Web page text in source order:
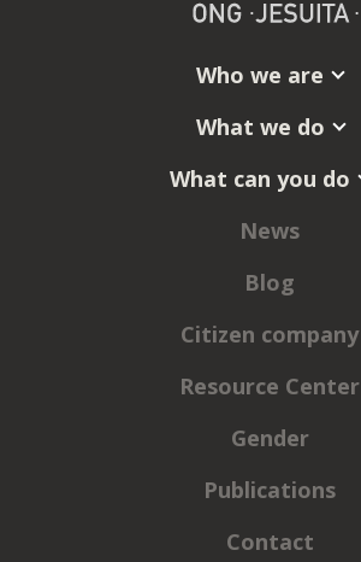
Who we are
What we do
What can you do
News
Blog
Citizen company
Resource Center
Gender
Publications
Contact